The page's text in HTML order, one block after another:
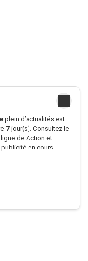
plein d’actualités est
7jour(s). Consultez le
de Action et
en cours.